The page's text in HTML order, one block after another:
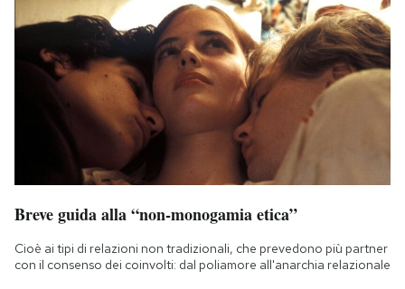
Breve guida alla “non-monogamia etica”
Cioè ai tipi di relazioni non tradizionali, che prevedono più partner
con il consenso dei coinvolti: dal poliamore all'anarchia relazionale